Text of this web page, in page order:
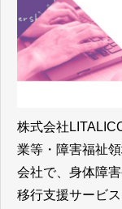
株式会社
業等・障害福祉
会社で、身体障
移行支援サービ